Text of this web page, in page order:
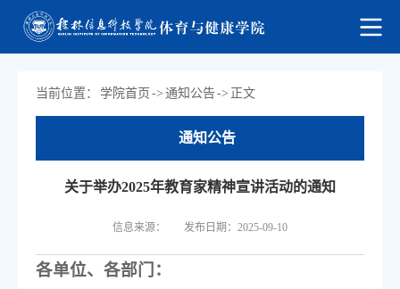
当前位置： 学院首页 -> 通知公告-> 正文
通知公告
关于举办2025年教育家精神宣讲活动的通知
信息来源： 发布日期：2025-09-10
各单位、各部门：